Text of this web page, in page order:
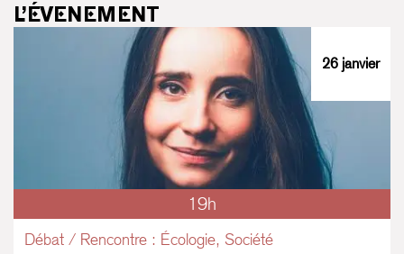
L’ÉVENEMENT
26 janvier
19h
Débat / Rencontre : Écologie, Société